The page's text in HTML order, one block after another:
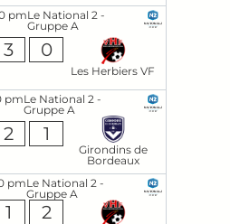
Le National 2 -
Gruppe A
pm
3 0
Les Herbiers VF
Le National 2 -
Gruppe A
pm
2 1
Girondins de
Bordeaux
Le National 2 -
Gruppe A
pm
1 2